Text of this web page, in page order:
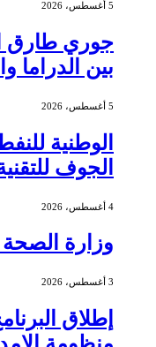
جوري طارق
بين الدراما
الوطنية
الجوف
وزارة الصحة
إطلاق